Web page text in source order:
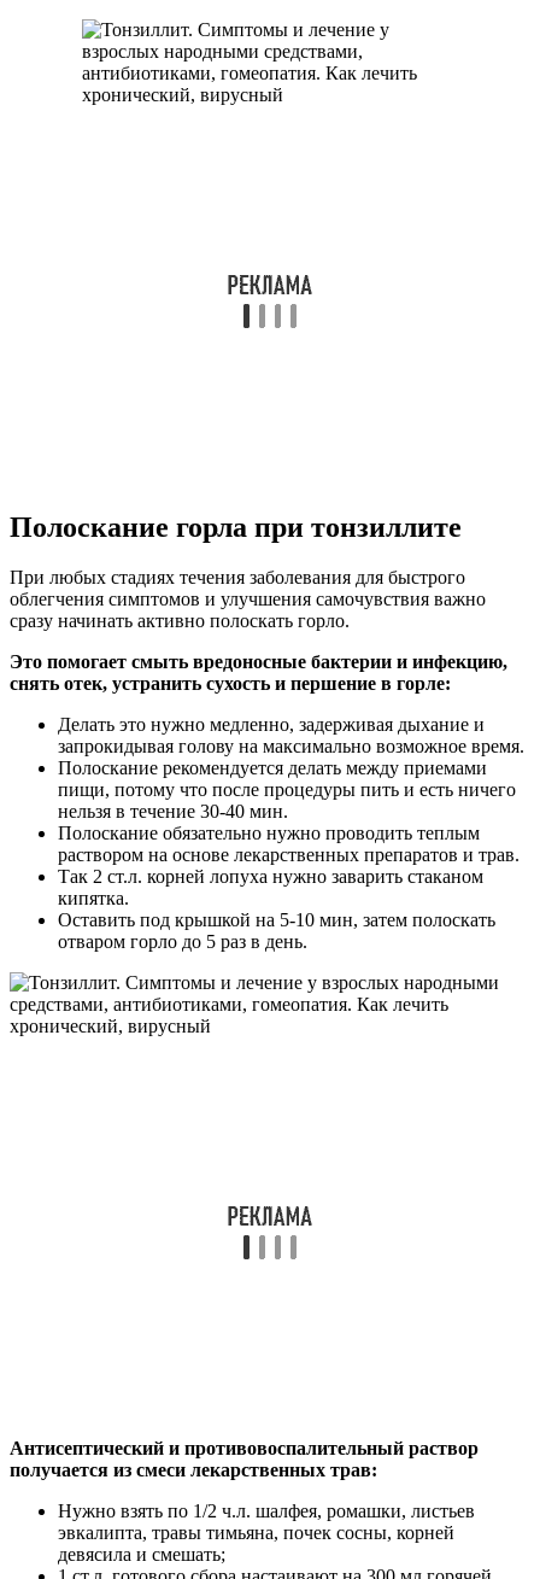
Полоскание горла при тонзиллите
При любых стадиях течения заболевания для быстрого
облегчения симптомов и улучшения самочувствия важно
сразу начинать активно полоскать горло.
Это помогает смыть вредоносные бактерии и инфекцию,
снять отек, устранить сухость и першение в горле:
Делать это нужно медленно, задерживая дыхание и
запрокидывая голову на максимально возможное время.
Полоскание рекомендуется делать между приемами
пищи, потому что после процедуры пить и есть ничего
нельзя в течение 30-40 мин.
Полоскание обязательно нужно проводить теплым
раствором на основе лекарственных препаратов и трав.
Так 2 ст.л. корней лопуха нужно заварить стаканом
кипятка.
Оставить под крышкой на 5-10 мин, затем полоскать
отваром горло до 5 раз в день.
Антисептический и противовоспалительный раствор
получается из смеси лекарственных трав:
Нужно взять по 1/2 ч.л. шалфея, ромашки, листьев
эвкалипта, травы тимьяна, почек сосны, корней
девясила и смешать;